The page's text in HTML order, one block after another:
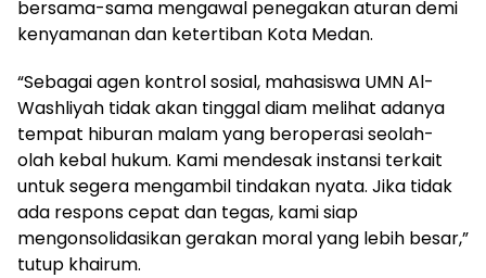
bersama-sama mengawal penegakan aturan demi
kenyamanan dan ketertiban Kota Medan.
“Sebagai agen kontrol sosial, mahasiswa UMN Al-
Washliyah tidak akan tinggal diam melihat adanya
tempat hiburan malam yang beroperasi seolah-
olah kebal hukum. Kami mendesak instansi terkait
untuk segera mengambil tindakan nyata. Jika tidak
ada respons cepat dan tegas, kami siap
mengonsolidasikan gerakan moral yang lebih besar,”
tutup khairum.